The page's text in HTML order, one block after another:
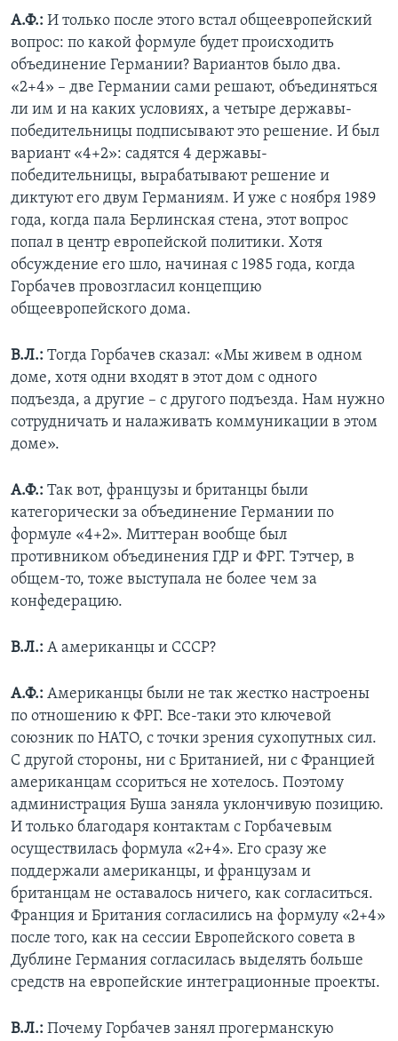
А.Ф.: И только после этого встал общеевропейский
вопрос: по какой формуле будет происходить
объединение Германии? Вариантов было два.
«2+4» – две Германии сами решают, объединяться
ли им и на каких условиях, а четыре державы-
победительницы подписывают это решение. И был
вариант «4+2»: садятся 4 державы-
победительницы, вырабатывают решение и
диктуют его двум Германиям. И уже с ноября 1989
года, когда пала Берлинская стена, этот вопрос
попал в центр европейской политики. Хотя
обсуждение его шло, начиная с 1985 года, когда
Горбачев провозгласил концепцию
общеевропейского дома.
В.Л.: Тогда Горбачев сказал: «Мы живем в одном
доме, хотя одни входят в этот дом с одного
подъезда, а другие – с другого подъезда. Нам нужно
сотрудничать и налаживать коммуникации в этом
доме».
А.Ф.: Так вот, французы и британцы были
категорически за объединение Германии по
формуле «4+2». Миттеран вообще был
противником объединения ГДР и ФРГ. Тэтчер, в
общем-то, тоже выступала не более чем за
конфедерацию.
В.Л.: А американцы и СССР?
А.Ф.: Американцы были не так жестко настроены
по отношению к ФРГ. Все-таки это ключевой
союзник по НАТО, с точки зрения сухопутных сил.
С другой стороны, ни с Британией, ни с Францией
американцам ссориться не хотелось. Поэтому
администрация Буша заняла уклончивую позицию.
И только благодаря контактам с Горбачевым
осуществилась формула «2+4». Его сразу же
поддержали американцы, и французам и
британцам не оставалось ничего, как согласиться.
Франция и Британия согласились на формулу «2+4»
после того, как на сессии Европейского совета в
Дублине Германия согласилась выделять больше
средств на европейские интеграционные проекты.
В.Л.: Почему Горбачев занял прогерманскую